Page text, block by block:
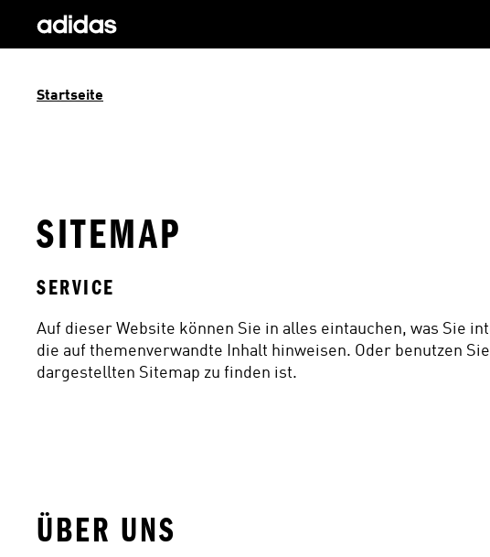
Startseite
SITEMAP
SERVICE
Auf dieser Website können Sie in alles eintauchen, was Sie
die auf themenverwandte Inhalt hinweisen. Oder benutzen
dargestellten Sitemap zu finden ist.
ÜBER UNS